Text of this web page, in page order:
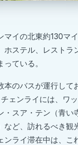
プログラムに参加す
、そして自己成長と
とができます。
活躍する、高度なス
ちの仕事ぶりを観察
理解する
る国における医療制
マイの北東約130マ
ホステル、レストラ
ている。
本のバスが運行して
ェンライには、ワ
・スア・テン（青い
など、訪れるべき観
ンライ滞在中は、こ